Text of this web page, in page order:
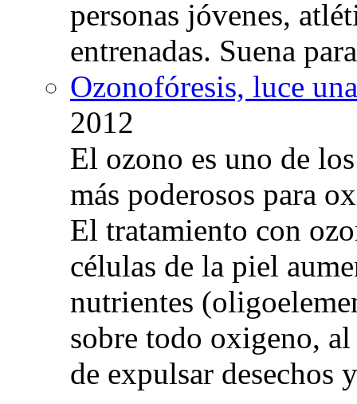
personas jóvenes,
entrenadas. Suena
Ozonofóresis, luce
2012
El ozono es uno de
más poderosos para
El tratamiento con
células de la piel
nutrientes
sobre todo oxigeno,
de expulsar